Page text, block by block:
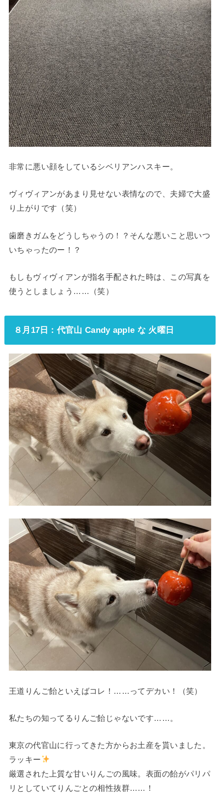
非常に悪い顔をしているシベリアンハスキー。
ヴィヴィアンがあまり見せない表情なので、夫婦で大盛
り上がりです（笑）
歯磨きガムをどうしちゃうの！？そんな悪いこと思いつ
いちゃったのー！？
もしもヴィヴィアンが指名手配された時は、この写真を
使うとしましょう……（笑）
８月17日：代官山 Candy apple な 火曜日
王道りんご飴といえばコレ！……ってデカい！（笑）
私たちの知ってるりんご飴じゃないです……。
東京の代官山に行ってきた方からお土産を貰いました。
ラッキー
厳選された上質な甘いりんごの風味。表面の飴がパリパ
リとしていてりんごとの相性抜群……！